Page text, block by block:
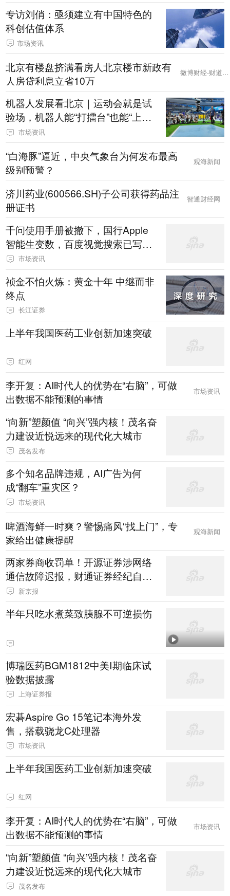
专访刘俏：亟须建立有中国特色的
科创估值体系
市场资讯
北京有楼盘挤满看房人北京楼市新政有
人房贷利息立省10万
微博财经-财道工作室
机器人发展看北京｜运动会就是试
验场，机器人能“打擂台”也能“上岗
干活”市场资讯
“白海豚”逼近，中央气象台为何发布最高
级别预警？
观海新闻
济川药业(600566.SH)子公司获得药品注
册证书
智通财经网
千问使用手册被撤下，国行Apple
智能生变数，百度视觉搜索已写入
新系统
市场资讯
祯金不怕火炼：黄金十年 中继而非
终点
长江证券
上半年我国医药工业创新加速突破
红网
李开复：AI时代人的优势在“右脑”，可做
出数据不能预测的事情
市场资讯
“向新”塑颜值 “向兴”强内核！茂名奋
力建设近悦远来的现代化大城市
茂名发布
多个知名品牌违规，AI广告为何
成“翻车”重灾区？
市场资讯
啤酒海鲜一时爽？警惕痛风“找上门”，专
家给出健康提醒
观海新闻
两家券商收罚单！开源证券涉网络
通信故障迟报，财通证券经纪自营
均违规
新京报
半年只吃水煮菜致胰腺不可逆损伤
博瑞医药BGM1812中美Ⅰ期临床试
验数据披露
上海证券报
宏碁Aspire Go 15笔记本海外发
售，搭载骁龙C处理器
市场资讯
上半年我国医药工业创新加速突破
红网
李开复：AI时代人的优势在“右脑”，可做
出数据不能预测的事情
市场资讯
“向新”塑颜值 “向兴”强内核！茂名奋
力建设近悦远来的现代化大城市
茂名发布